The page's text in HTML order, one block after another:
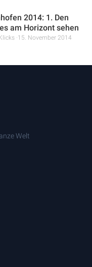
2014: 1. Den
am Horizont sehen
15. November 2014
Welt